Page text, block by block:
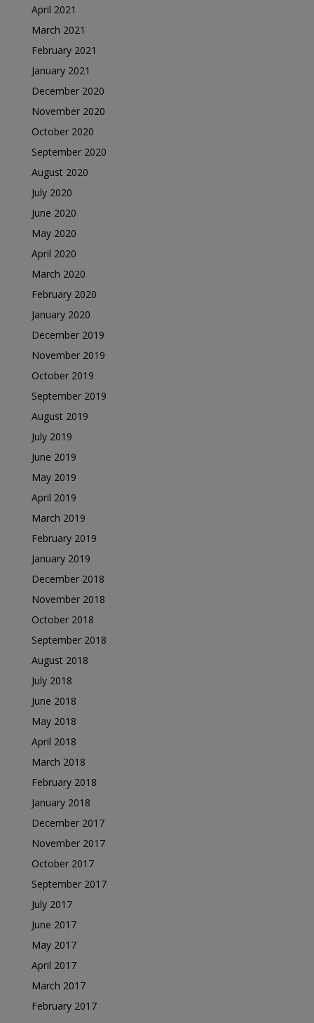
April 2021
March 2021
February 2021
January 2021
December 2020
November 2020
October 2020
September 2020
August 2020
July 2020
June 2020
May 2020
April 2020
March 2020
February 2020
January 2020
December 2019
November 2019
October 2019
September 2019
August 2019
July 2019
June 2019
May 2019
April 2019
March 2019
February 2019
January 2019
December 2018
November 2018
October 2018
September 2018
August 2018
July 2018
June 2018
May 2018
April 2018
March 2018
February 2018
January 2018
December 2017
November 2017
October 2017
September 2017
July 2017
June 2017
May 2017
April 2017
March 2017
February 2017